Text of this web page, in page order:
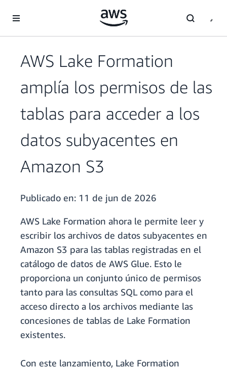
AWS Lake Formation
amplía los permisos de las
tablas para acceder a los
datos subyacentes en
Amazon S3
Publicado en: 11 de jun de 2026
AWS Lake Formation ahora le permite leer y
escribir los archivos de datos subyacentes en
Amazon S3 para las tablas registradas en el
catálogo de datos de AWS Glue. Esto le
proporciona un conjunto único de permisos
tanto para las consultas SQL como para el
acceso directo a los archivos mediante las
concesiones de tablas de Lake Formation
existentes.
Con este lanzamiento, Lake Formation